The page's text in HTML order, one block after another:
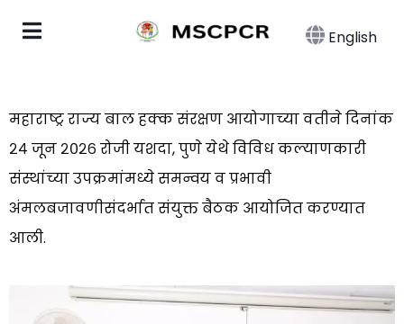
English
महाराष्ट्र राज्य बाल हक्क संरक्षण आयोगाच्या वतीने दिनांक
२४ जून २०२६ रोजी यशदा, पुणे येथे विविध कल्याणकारी
संस्थांच्या उपक्रमांमध्ये समन्वय व प्रभावी
अंमलबजावणीसंदर्भात संयुक्त बैठक आयोजित करण्यात
आली.